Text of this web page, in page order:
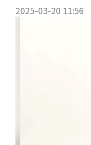
2025-03-20 11:56